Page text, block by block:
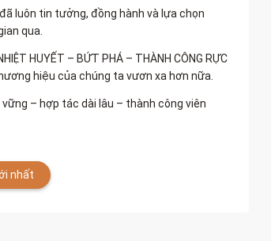
luôn tin tưởng, đồng hành và lựa chọn
qua.
HUYẾT – BỨT PHÁ – THÀNH CÔNG RỰC
hiệu của chúng ta vươn xa hơn nữa.
– hợp tác dài lâu – thành công viên
nhất